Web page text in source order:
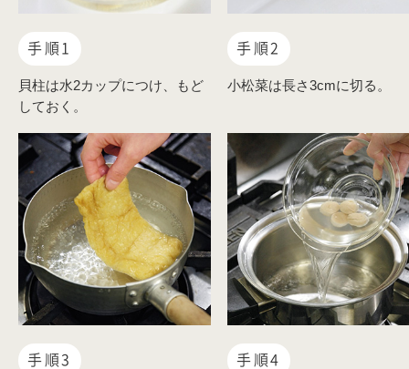
手順1
貝柱は水2カップにつけ、もど
しておく。
手順2
小松菜は長さ3cmに切る。
手順3 手順4